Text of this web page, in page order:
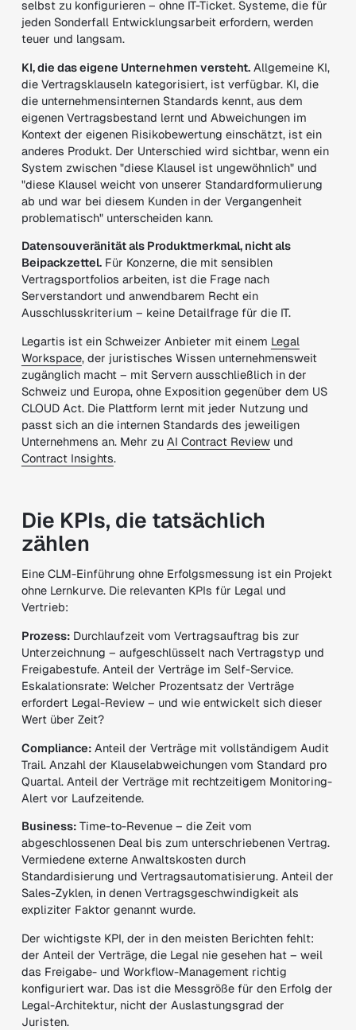
selbst zu konfigurieren – ohne IT-Ticket. Systeme, die für
jeden Sonderfall Entwicklungsarbeit erfordern, werden
teuer und langsam.
KI, die das eigene Unternehmen versteht.Allgemeine KI,
die Vertragsklauseln kategorisiert, ist verfügbar. KI, die
die unternehmensinternen Standards kennt, aus dem
eigenen Vertragsbestand lernt und Abweichungen im
Kontext der eigenen Risikobewertung einschätzt, ist ein
anderes Produkt. Der Unterschied wird sichtbar, wenn ein
System zwischen "diese Klausel ist ungewöhnlich" und
"diese Klausel weicht von unserer Standardformulierung
ab und war bei diesem Kunden in der Vergangenheit
problematisch" unterscheiden kann.
Datensouveränität als Produktmerkmal, nicht als
Beipackzettel.Für Konzerne, die mit sensiblen
Vertragsportfolios arbeiten, ist die Frage nach
Serverstandort und anwendbarem Recht ein
Ausschlusskriterium – keine Detailfrage für die IT.
Legartis ist ein Schweizer Anbieter mit einem Legal
Workspace, der juristisches Wissen unternehmensweit
zugänglich macht – mit Servern ausschließlich in der
Schweiz und Europa, ohne Exposition gegenüber dem US
CLOUD Act. Die Plattform lernt mit jeder Nutzung und
passt sich an die internen Standards des jeweiligen
Unternehmens an. Mehr zu AI Contract Reviewund
Contract Insights.
Die KPIs, die tatsächlich
zählen
Eine CLM-Einführung ohne Erfolgsmessung ist ein Projekt
ohne Lernkurve. Die relevanten KPIs für Legal und
Vertrieb:
Prozess:Durchlaufzeit vom Vertragsauftrag bis zur
Unterzeichnung – aufgeschlüsselt nach Vertragstyp und
Freigabestufe. Anteil der Verträge im Self-Service.
Eskalationsrate: Welcher Prozentsatz der Verträge
erfordert Legal-Review – und wie entwickelt sich dieser
Wert über Zeit?
Compliance:Anteil der Verträge mit vollständigem Audit
Trail. Anzahl der Klauselabweichungen vom Standard pro
Quartal. Anteil der Verträge mit rechtzeitigem Monitoring-
Alert vor Laufzeitende.
Business:Time-to-Revenue – die Zeit vom
abgeschlossenen Deal bis zum unterschriebenen Vertrag.
Vermiedene externe Anwaltskosten durch
Standardisierung und Vertragsautomatisierung. Anteil der
Sales-Zyklen, in denen Vertragsgeschwindigkeit als
expliziter Faktor genannt wurde.
Der wichtigste KPI, der in den meisten Berichten fehlt:
der Anteil der Verträge, die Legal nie gesehen hat – weil
das Freigabe- und Workflow-Management richtig
konfiguriert war. Das ist die Messgröße für den Erfolg der
Legal-Architektur, nicht der Auslastungsgrad der
Juristen.